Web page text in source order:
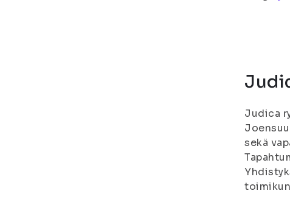
Judica
sekä